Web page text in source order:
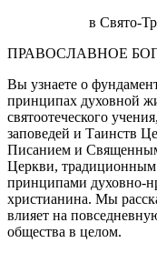
в Свято-
ПРАВОСЛАВНОЕ
Вы узнаете о
принципах духовной
святоотеческого
заповедей и Таинств
Писанием и
Церкви, традиционным
принципами духовно-
христианина. Мы
влияет на
общества в целом.